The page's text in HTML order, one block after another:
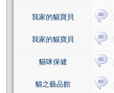
我家的貓寶貝
我家的貓寶貝
貓咪保健
貓之藝品館